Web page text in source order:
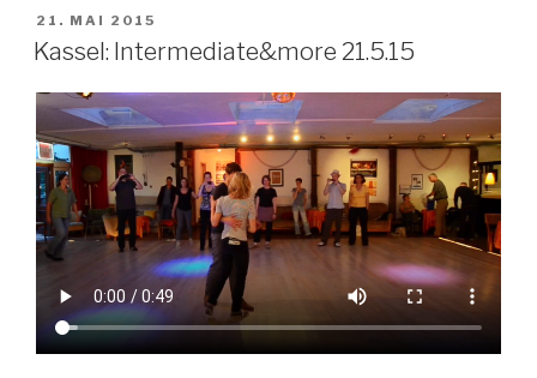
VERÖFFENTLICHT
AM
21. MAI 2015
Kassel: Intermediate&more 21.5.15